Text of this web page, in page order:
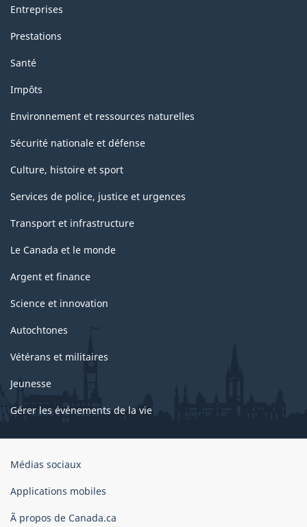
Entreprises
Prestations
Santé
Impôts
Environnement et ressources naturelles
Sécurité nationale et défense
Culture, histoire et sport
Services de police, justice et urgences
Transport et infrastructure
Le Canada et le monde
Argent et finance
Science et innovation
Autochtones
Vétérans et militaires
Jeunesse
Gérer les événements de la vie
Organisation
gouvernement
Canada
Médias sociaux
Applications mobiles
Ã propos de Canada.ca